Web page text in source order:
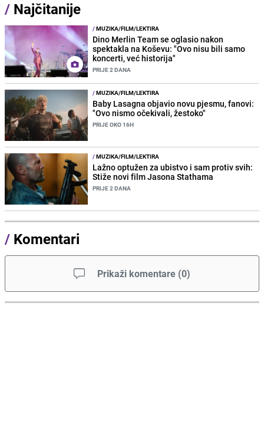
/ Najčitanije
/MUZIKA/FILM/LEKTIRA
Dino Merlin Team se oglasio nakon
spektakla na Koševu: "Ovo nisu bili samo
koncerti, već historija"
PRIJE 2 DANA
/MUZIKA/FILM/LEKTIRA
Baby Lasagna objavio novu pjesmu, fanovi:
"Ovo nismo očekivali, žestoko"
PRIJE OKO 16H
/MUZIKA/FILM/LEKTIRA
Lažno optužen za ubistvo i sam protiv svih:
Stiže novi film Jasona Stathama
PRIJE 2 DANA
/ Komentari
Prikaži komentare (0)